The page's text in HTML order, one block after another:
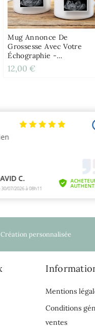
Mug Annonce De
Grossesse Avec Votre
Échographie -
Personnalisable
12,00 €
Création personnalisée
Mentions
Conditions
ventes